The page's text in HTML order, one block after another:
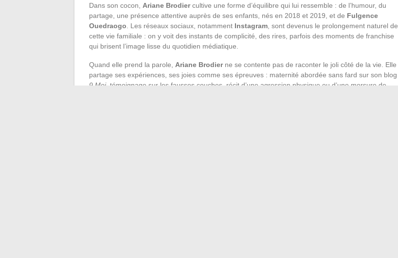
Dans son cocon, Ariane Brodiercultive une forme d’équilibre qui lui ressemble : de l’humour, du
partage, une présence attentive auprès de ses enfants, nés en 2018 et 2019, et de Fulgence
Ouedraogo . Les réseaux sociaux, notamment Instagram , sont devenus le prolongement naturel de
cette vie familiale : on y voit des instants de complicité, des rires, parfois des moments de franchise
qui brisent l’image lisse du quotidien médiatique.
Quand elle prend la parole, Ariane Brodierne se contente pas de raconter le joli côté de la vie. Elle
partage ses expériences, ses joies comme ses épreuves : maternité abordée sans fard sur son blog
9 Moi, témoignage sur les fausses couches, récit d’une agression physique ou d’une morsure de